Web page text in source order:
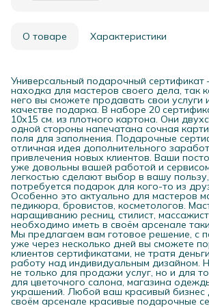
О товаре Характеристики
Универсальный подарочный сертификат
находка для мастеров своего дела, так
него вы сможете продавать свои услуги
качестве подарка. В наборе 20
10х15 см. из плотного картона. Они
одной стороны напечатана сочная
поля для заполнения. Подарочные
отличная идея дополнительного
привлечения новых клиентов. Ваши
уже довольны вашей работой и
легкостью сделают выбор в вашу
потребуется подарок для кого-то из
Особенно это актуально для мастеров
педикюра, бровистов, косметологов.
наращиванию ресниц, стилист,
необходимо иметь в своём арсенале
Мы предлагаем вам готовое решение, с
уже через несколько дней вы сможете
клиентов сертификатами, не тратя
работу над индивидуальным дизайном.
не только для продажи услуг, но и для
для цветочного салона, магазина
украшений. Любой ваш красивый бизнес
своём арсенале красивые подарочные